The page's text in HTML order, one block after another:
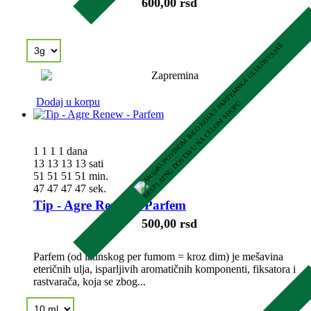
Dodaj u korpu K
U
P
O
V
I
N
O
M
B
I
L
O
K
O
J
A
3
P
A
R
F
E
M
S
K
A
U
L
J
A
O
S
V
A
J
A
Š
B
E
S
P
L
A
T
N
U
D
O
S
T
A
V
U
N
A
C
E
L
O
M
S
H
O
P
U
1 1 1 1 dana
13 13 13 13 sati
51 51 51 51 min.
46 46 46 46 sek.
Tip - Agre Renew - Parfem
500,00 rsd
Parfem (od latinskog per fumom = kroz dim) je mešavina
eteričnih ulja, isparljivih aromatičnih komponenti, fiksatora i
rastvarača, koja se zbog...